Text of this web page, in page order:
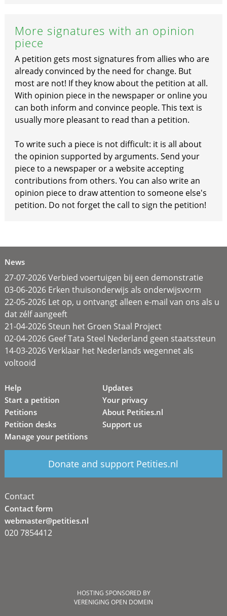
More signatures with an opinion
piece
A petition gets most signatures from allies who are
already convinced by the need for change. But
most are not! If they know about the petition at all.
With opinion piece in the newspaper or online you
can both inform and convince people. This text is
usually more pleasant to read than a petition.
To write such a piece is not difficult: it is all about
the opinion supported by arguments. Send your
piece to a newspaper or a website accepting
contributions from others. You can also write an
opinion piece to draw attention to someone else's
petition. Do not forget the call to sign the petition!
News
27-07-2026 Verbied voertuigen bij een demonstratie
03-06-2026 Erken thuisonderwijs als onderwijsvorm
22-05-2026 Let op, u ontvangt alleen e-mail van ons als u
dat zélf aangeeft
21-04-2026 Steun het Groen Staal Project
02-04-2026 Geef Tata Steel Nederland geen staatssteun
14-03-2026 Verklaar het Nederlands wegennet als
voltooid
Help
Start a petition
Petitions
Petition desks
Manage your petitions
Updates
Your privacy
About Petities.nl
Support us
Donate and support Petities.nl
Contact
Contact form
webmaster@petities.nl
020 7854412
HOSTING SPONSORED BY
VERENIGING OPEN DOMEIN